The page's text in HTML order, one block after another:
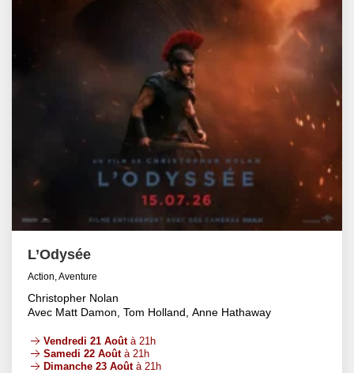
L’Odysée
Action, Aventure
Christopher Nolan
Avec Matt Damon, Tom Holland, Anne Hathaway
Vendredi 21 Aoûtà 21h
Samedi 22 Aoûtà 21h
Dimanche 23 Aoûtà 21h